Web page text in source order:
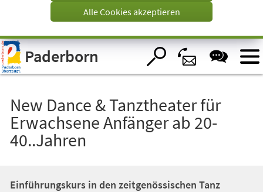
Visuelle
Assistenzsoftware
öffnen.
Alle Cookies akzeptieren
Paderborn
New Dance & Tanztheater für
Erwachsene Anfänger ab 20-
40..Jahren
Einführungskurs in den zeitgenössischen Tanz